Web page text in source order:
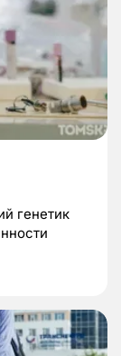
генетик